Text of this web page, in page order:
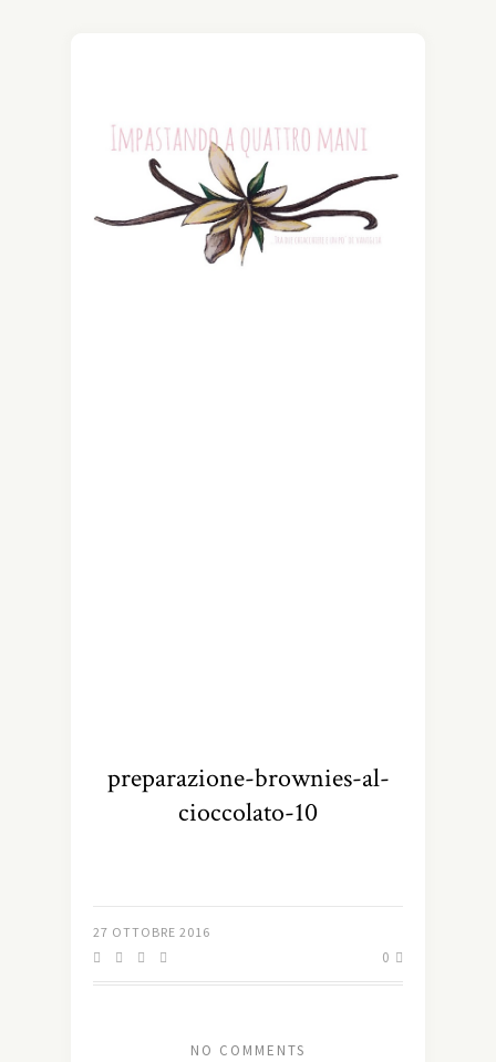
preparazione-brownies-al-
cioccolato-10
27 OTTOBRE 2016
0
NO COMMENTS